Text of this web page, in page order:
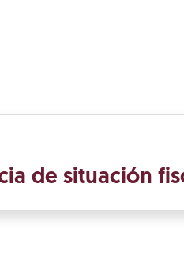
de situación